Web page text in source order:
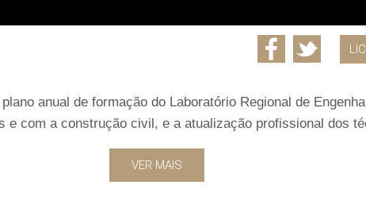
anual de formação do Laboratório Regional de
e com a construção civil, e a atualização profissional dos
VER MAIS